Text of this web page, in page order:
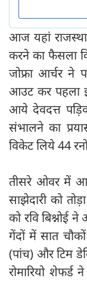
आज यहां
करने का फैसला
जोफ्रा आर्चर ने
आउट कर पहला
आये देवदत्त
संभालने का
विकेट लिये 44
तीसरे ओवर में
साझेदारी को
को रवि बिश्नोई
गेंदों में सात
(पांच) और टिम
रोमारियो